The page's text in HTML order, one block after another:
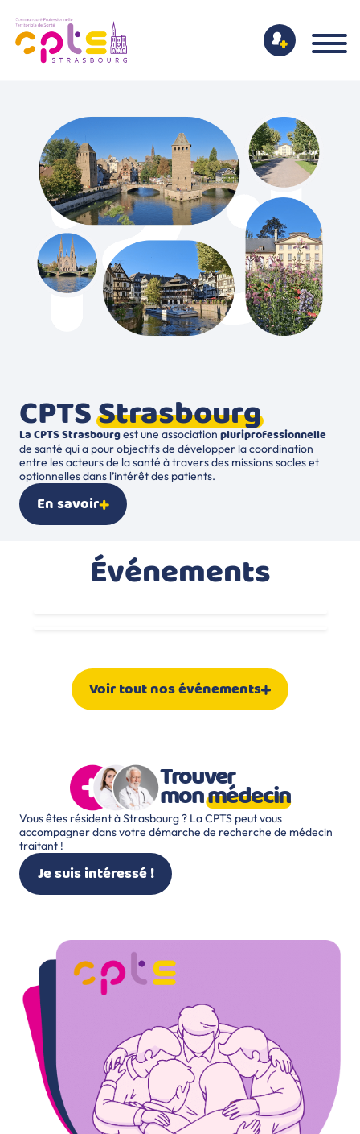
CPTSStrasbourg
La CPTS Strasbourgest une association pluriprofessionnelle
de santé qui a pour objectifs de développer la coordination
entre les acteurs de la santé à travers des missions socles et
optionnelles dans l’intérêt des patients.
En savoir
Événements
Assemblée générale CPTS
Voir tout nos événements
Trouver
monmédecin
Vous êtes résident à Strasbourg ? La CPTS peut vous
accompagner dans votre démarche de recherche de médecin
traitant !
Je suis intéressé !